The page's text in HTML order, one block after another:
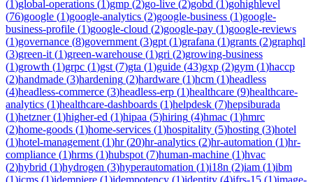
(1)global-operations (1)gmp (2)go-live (2)gobd (1)gohighlevel
(76)google (1)google-analytics (2)google-business (1)google-
business-profile (1)google-cloud (2)google-pay (1)google-reviews
(1)governance (8)government (3)gpt (1)grafana (1)grants (2)graphql
(3)green-it (1)green-warehouse (1)gri (2)growing-business
(1)growth (1)grpc (1)gst (7)gta (1)guide (43)gxp (2)gym (1)haccp
(2)handmade (3)hardening (2)hardware (1)hcm (1)headless
(4)headless-commerce (3)headless-erp (1)healthcare (9)healthcare-
analytics (1)healthcare-dashboards (1)helpdesk (7)hepsiburada
(1)hetzner(1)higher-ed (1)hipaa (5)hiring (4)hmac (1)hmrc
(2)home-goods (1)home-services (1)hospitality (5)hosting (3)hotel
(1)hotel-management (1)hr(20)hr-analytics (2)hr-automation (1)hr-
compliance (1)hrms (1)hubspot (7)human-machine (1)hvac
(2)hybrid (1)hydrogen (3)hyperautomation (1)i18n (2)iam (1)ibm
(1)icms (1)idempiere (1)idempotency (1)identity (4)ifrs-15 (1)image-